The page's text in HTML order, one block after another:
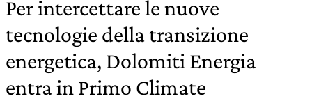
Per intercettare le nuove
tecnologie della transizione
energetica, Dolomiti Energia
entra in Primo Climate